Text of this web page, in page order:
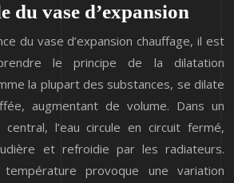
du vase d’expansion
du vase d’expansion chauffage, il est
le principe de la dilatation
la plupart des substances, se dilate
augmentant de volume. Dans un
l’eau circule en circuit fermé,
et refroidie par les radiateurs.
provoque une variation